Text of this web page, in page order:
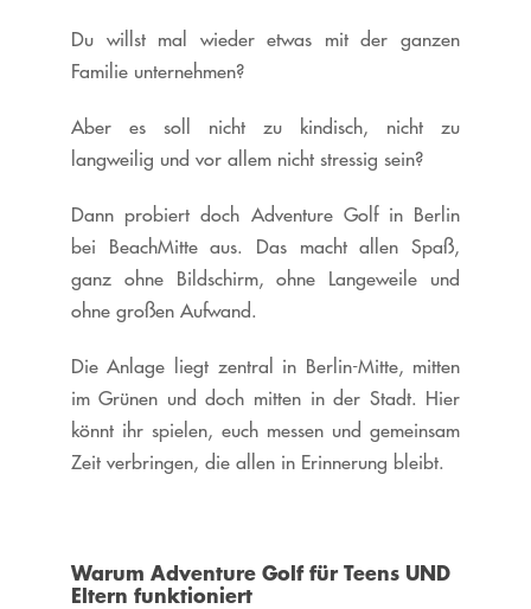
Du willst mal wieder etwas mit der ganzen
Familie unternehmen?
Aber es soll nicht zu kindisch, nicht zu
langweilig und vor allem nicht stressig sein?
Dann probiert doch Adventure Golf in Berlin
bei BeachMitte aus. Das macht allen Spaß,
ganz ohne Bildschirm, ohne Langeweile und
ohne großen Aufwand.
Die Anlage liegt zentral in Berlin-Mitte, mitten
im Grünen und doch mitten in der Stadt. Hier
könnt ihr spielen, euch messen und gemeinsam
Zeit verbringen, die allen in Erinnerung bleibt.
Warum Adventure Golf für Teens UND
Eltern funktioniert